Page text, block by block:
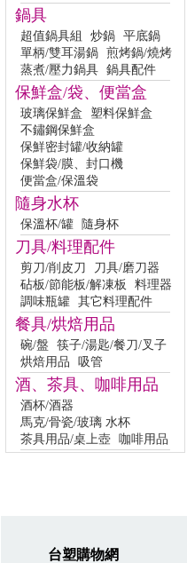
鍋具
超值鍋具組 炒鍋 平底鍋
單柄/雙耳湯鍋 煎烤鍋/燒烤
蒸煮/壓力鍋具 鍋具配件
保鮮盒/袋、便當盒
玻璃保鮮盒
塑料保鮮盒
不鏽鋼保鮮盒
保鮮密封罐/收納罐
保鮮袋/膜、封口機
便當盒/保溫袋
隨身水杯
保溫杯/罐 隨身杯
刀具/料理配件
剪刀/削皮刀
刀具/磨刀器
砧板/節能板/解凍板
料理器
調味瓶罐 其它料理配件
餐具/烘焙用品
碗/盤
筷子/湯匙/餐刀/叉子
烘焙用品
吸管
酒、茶具、咖啡用品
酒杯/酒器
馬克/骨瓷/玻璃 水杯
茶具用品/桌上壺 咖啡用品
台塑購物網